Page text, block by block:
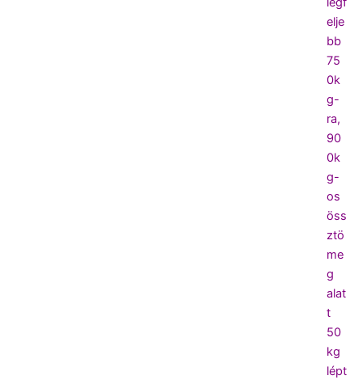
elje
bb
75
0k
g-
ra,
90
0k
g-
os
öss
ztö
me
g
alat
t
50
kg
lépt